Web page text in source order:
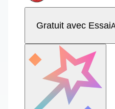
Gratuit avec Essai